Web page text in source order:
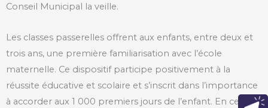
Conseil Municipal la veille.
Les classes passerelles offrent aux enfants, entre deux et
trois ans, une première familiarisation avec l’école
maternelle. Ce dispositif participe positivement à la
réussite éducative et scolaire et s’inscrit dans l’importance
à accorder aux 1 000 premiers jours de l’enfant. En cela, il